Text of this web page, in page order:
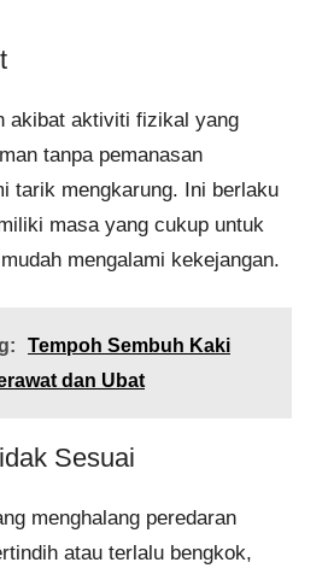
akibat aktiviti fizikal yang
tanpa pemanasan
tarik mengkarung. Ini berlaku
masa yang cukup untuk
mengalami kekejangan.
Tempoh Sembuh Kaki
dan Ubat
Sesuai
menghalang peredaran
atau terlalu bengkok,